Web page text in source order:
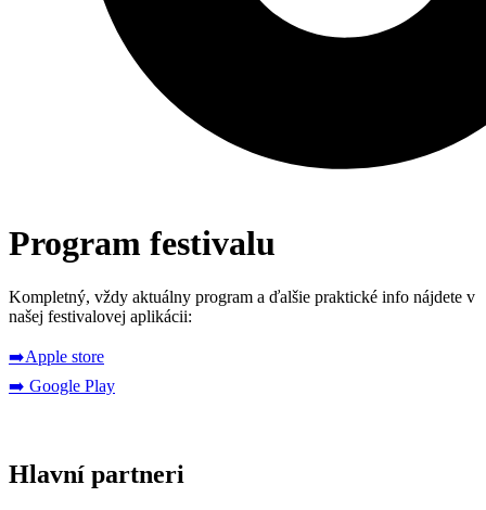
Program festivalu
Kompletný, vždy aktuálny program a ďalšie praktické info nájdete v
našej festivalovej aplikácii:
➡️Apple store
➡️ Google Play
Hlavní partneri